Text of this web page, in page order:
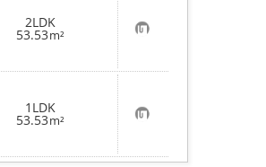
2LDK
53.53m² お
気
に
入
り
登
録
1LDK
53.53m² お
気
に
入